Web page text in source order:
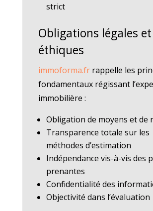
strict
Obligations légales et
éthiques
immoforma.frrappelle les
fondamentaux régissant
immobilière :
Obligation de moyens et de
Transparence totale sur les
méthodes d’estimation
Indépendance vis-à-vis des
prenantes
Confidentialité des
Objectivité dans l’évaluation